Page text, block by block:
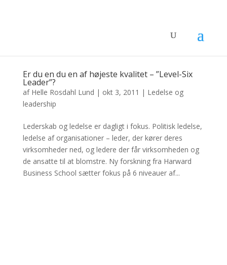
Er du en du en af højeste kvalitet – ”Level-Six
Leader”?
af Helle Rosdahl Lund | okt 3, 2011 | Ledelse og
leadership
Lederskab og ledelse er dagligt i fokus. Politisk ledelse,
ledelse af organisationer – leder, der kører deres
virksomheder ned, og ledere der får virksomheden og
de ansatte til at blomstre. Ny forskning fra Harward
Business School sætter fokus på 6 niveauer af...